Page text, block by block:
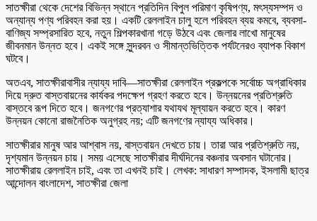
সাতক্ষীরা থেকে দেশের বিভিন্ন স্থানে প্রতিদিন বিপুল পরিমাণ কৃষিপণ্য, মৎস্যসম্পদ ও
অন্যান্য পণ্য পরিবহন করা হয়। একটি রেললাইন চালু হলে পরিবহন ব্যয় কমবে, ব্যবসা-
বাণিজ্য সম্প্রসারিত হবে, নতুন শিল্পকারখানা গড়ে উঠবে এবং জেলার লাখো মানুষের
জীবনমান উন্নত হবে। একই সঙ্গে সুন্দরবন ও সীমান্তভিত্তিক পর্যটনেরও ব্যাপক বিকাশ
ঘটবে।
অতএব, সাতক্ষীরাবাসীর ন্যায্য দাবি—সাতক্ষীরা রেললাইন প্রকল্পকে সর্বোচ্চ অগ্রাধিকার
দিয়ে দ্রুত বাস্তবায়নের কার্যকর পদক্ষেপ গ্রহণ করতে হবে। উন্নয়নের প্রতিশ্রুতি
বাস্তবে রূপ দিতে হবে। জনগণের প্রত্যাশার যথাযথ মূল্যায়ন করতে হবে। কারণ
উন্নয়ন কোনো রাজনৈতিক অনুগ্রহ নয়; এটি জনগণের ন্যায্য অধিকার।
সাতক্ষীরার মানুষ আর আশ্বাস নয়, বাস্তবায়ন দেখতে চায়। তারা আর প্রতিশ্রুতি নয়,
দৃশ্যমান উন্নয়ন চায়। সময় এসেছে সাতক্ষীরার দীর্ঘদিনের বঞ্চনার অবসান ঘটানোর।
সাতক্ষীরায় রেললাইন চাই, এবং তা এখনই চাই। লেখক: সাধারণ সম্পাদক, ইসলামী ছাত্র
আন্দোলন বাংলাদেশ, সাতক্ষীরা জেলা